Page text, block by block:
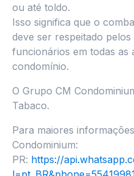
ou até toldo.
Isso significa que o
deve ser respeitado
funcionários em todas as
condomínio.
O Grupo CM
Tabaco.
Para maiores
Condominium:
PR: https://